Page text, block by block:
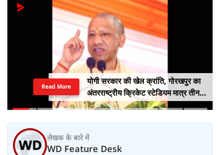
योगी सरकार की खेल क्रांति, गोरखपुर का
अंतरराष्ट्रीय क्रिकेट स्टेडियम मात्र तीन
महीने में लगभग 20% तैयार
Read More
लेखक के बारे में
WD Feature Desk